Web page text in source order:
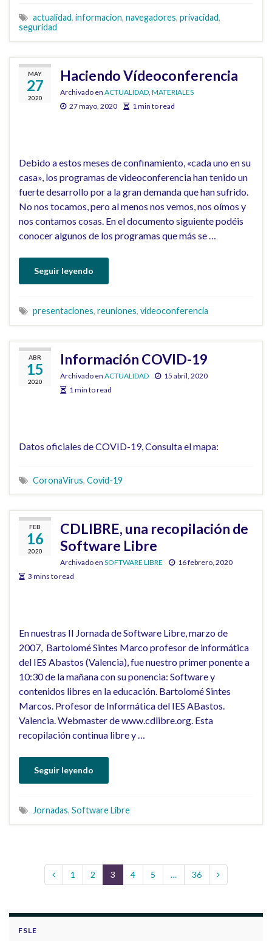
actualidad, informacion, navegadores, privacidad,
seguridad
MAY
27
2020
Haciendo Vídeoconferencia
Archivado en ACTUALIDAD, MATERIALES
27 mayo, 2020
1 min to read
Debido a estos meses de confinamiento, «cada uno en su
casa», los programas de videoconferencia han tenido un
fuerte desarrollo por a la gran demanda que han sufrido.
No nos tocamos, pero al menos nos vemos, nos oímos y
nos contamos cosas. En el documento siguiente podéis
conocer algunos de los programas que más se …
Seguir leyendo
presentaciones, reuniones, videoconferencia
ABR
15
2020
Información COVID-19
Archivado en ACTUALIDAD
15 abril, 2020
1 min to read
Datos oficiales de COVID-19, Consulta el mapa:
CoronaVirus, Covid-19
FEB
16
2020
CDLIBRE, una recopilación de
Software Libre
Archivado en SOFTWARE LIBRE
16 febrero, 2020
3 mins to read
En nuestras II Jornada de Software Libre, marzo de
2007, Bartolomé Sintes Marco profesor de informática
del IES Abastos (Valencia), fue nuestro primer ponente a
10:30 de la mañana con su ponencia: Software y
contenidos libres en la educación. Bartolomé Sintes
Marcos. Profesor de Informática del IES ABastos.
Valencia. Webmaster de www.cdlibre.org. Esta
recopilación continua libre y …
Seguir leyendo
Jornadas, Software Libre
1 2 3 4 5 … 36
FSLE